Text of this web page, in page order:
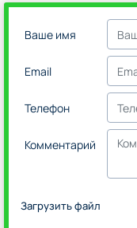
Ваше имя
Email
Телефон
Комментарий
Загрузить файл